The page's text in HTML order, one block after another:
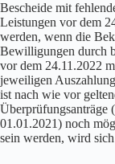
Bescheide mit
Leistungen vor dem
werden, wenn die
Bewilligungen durch
vor dem 24.11.2022
jeweiligen
ist nach wie vor
Überprüfungsanträge
01.01.2021) noch
sein werden, wird